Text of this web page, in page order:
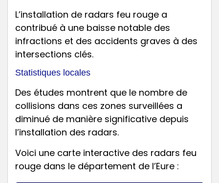
L’installation de radars feu rouge a
contribué à une baisse notable des
infractions et des accidents graves à des
intersections clés.
Statistiques locales
Des études montrent que le nombre de
collisions dans ces zones surveillées a
diminué de manière significative depuis
l’installation des radars.
Voici une carte interactive des radars feu
rouge dans le département de l’Eure :